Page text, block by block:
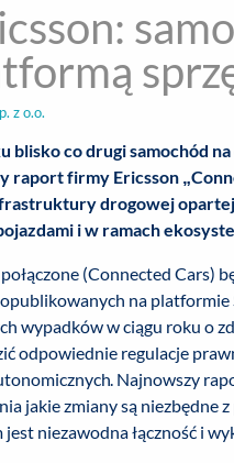
z o.o.
blisko co drugi samochód
raport firmy Ericsson
drogowej
i w ramach
(Connected Cars)
na
wypadków w ciągu roku o
odpowiednie regulacje
Najnowszy
jakie zmiany są niezbędne
jest niezawodna łączność i